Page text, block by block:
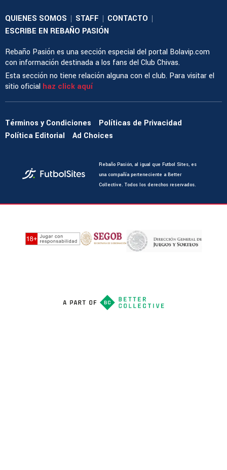
QUIENES SOMOS STAFF CONTACTO
ESCRIBE EN REBAÑO PASIÓN
Rebaño Pasión es una sección especial del portal Bolavip.com
con información destinada a los fans del Club Chivas.
Esta sección no tiene relación alguna con el club. Para visitar el
sitio oficial haz click aquí
Términos y Condiciones
Políticas de Privacidad
Política Editorial
Ad Choices
Rebaño Pasión, al igual que Futbol Sites, es
una compañía perteneciente a Better
Collective. Todos los derechos reservados.